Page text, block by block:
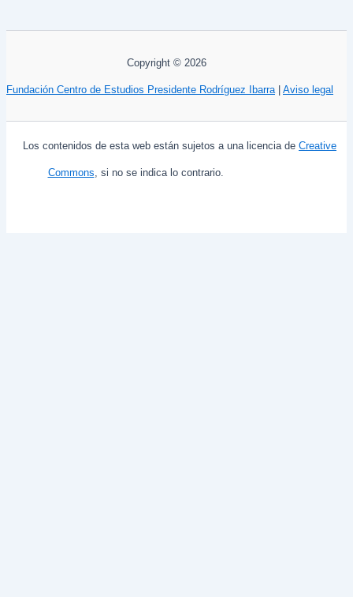
Copyright © 2026
Fundación Centro de Estudios Presidente Rodríguez Ibarra| Aviso legal
Los contenidos de esta web están sujetos a una licencia de Creative
Commons, si no se indica lo contrario.